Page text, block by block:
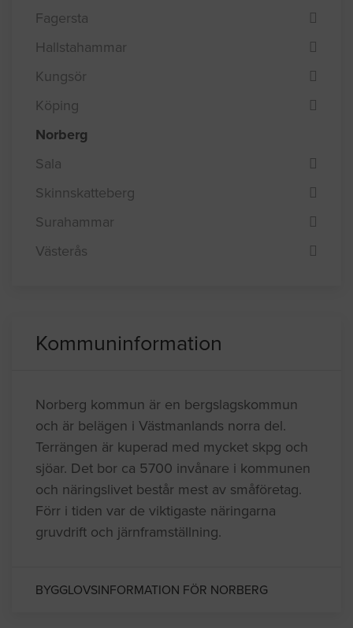
Fagersta
Hallstahammar
Kungsör
Köping
Norberg
Sala
Skinnskatteberg
Surahammar
Västerås
Kommuninformation
Norberg kommun är en bergslagskommun
och är belägen i Västmanlands norra del.
Terrängen är kuperad med mycket skpg och
sjöar. Det bor ca 5700 invånare i kommunen
och näringslivet består mest av småföretag.
Förr i tiden var de viktigaste näringarna
gruvdrift och järnframställning.
BYGGLOVSINFORMATION FÖR NORBERG